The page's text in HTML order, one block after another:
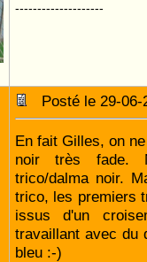
--------------------
Posté le 29-
En fait Gilles, on
noir très fade.
trico/dalma noir.
trico, les premiers
issus d'un
travaillant avec du
bleu :-)